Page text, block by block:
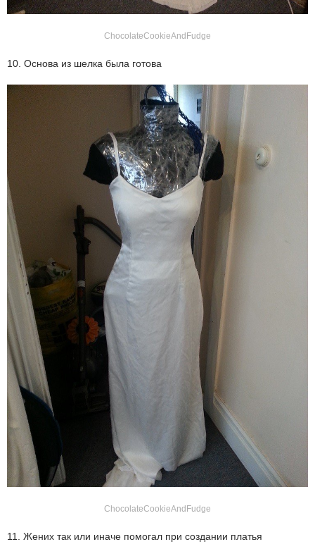
ChocolateCookieAndFudge
10. Основа из шелка была готова
ChocolateCookieAndFudge
11. Жених так или иначе помогал при создании платья